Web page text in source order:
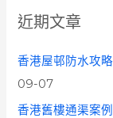
h
f
o
近期文章
香港屋邨防水攻
09-07
香港舊樓通渠案